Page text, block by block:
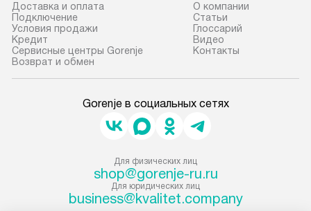
Доставка и оплата
Подключение
Условия продажи
Кредит
Сервисные центры Gorenje
Возврат и обмен
О компании
Cтатьи
Глоссарий
Видео
Контакты
Gorenje в социальных сетях
Для физических лиц
shop@gorenje-ru.ru
Для юридических лиц
business@kvalitet.company